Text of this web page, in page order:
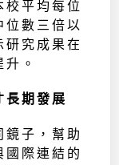
校平均每位
位數三倍以
研究成果在
。
期發展
鏡子，幫助
國際連結的